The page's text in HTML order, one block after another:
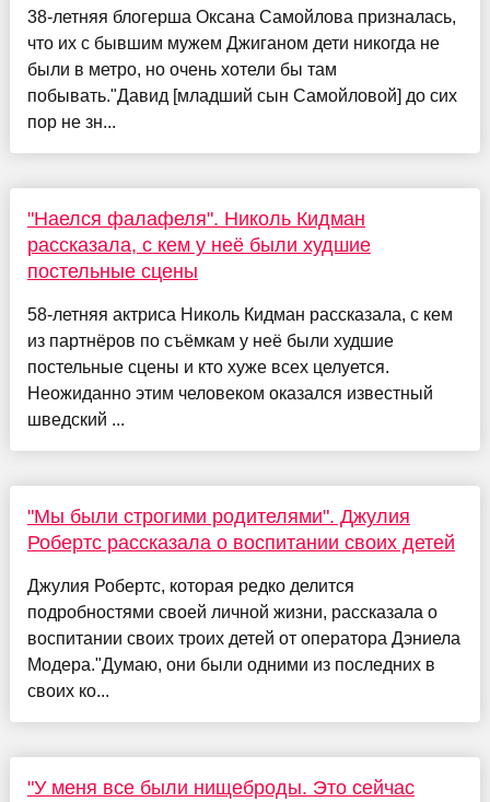
38-летняя блогерша Оксана Самойлова призналась,
что их с бывшим мужем Джиганом дети никогда не
были в метро, но очень хотели бы там
побывать."Давид [младший сын Самойловой] до сих
пор не зн...
"Наелся фалафеля". Николь Кидман
рассказала, с кем у неё были худшие
постельные сцены
58-летняя актриса Николь Кидман рассказала, с кем
из партнёров по съёмкам у неё были худшие
постельные сцены и кто хуже всех целуется.
Неожиданно этим человеком оказался известный
шведский ...
"Мы были строгими родителями". Джулия
Робертс рассказала о воспитании своих детей
Джулия Робертс, которая редко делится
подробностями своей личной жизни, рассказала о
воспитании своих троих детей от оператора Дэниела
Модера."Думаю, они были одними из последних в
своих ко...
"У меня все были нищеброды. Это сейчас